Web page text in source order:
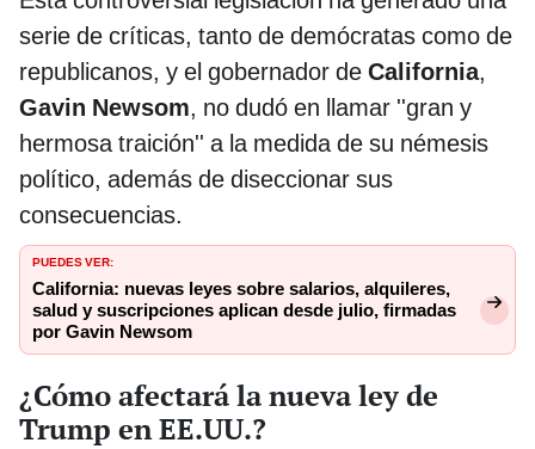
serie de críticas, tanto de demócratas como de
republicanos, y el gobernador de California,
Gavin Newsom, no dudó en llamar ''gran y
hermosa traición'' a la medida de su némesis
político, además de diseccionar sus
consecuencias.
PUEDES VER:
California: nuevas leyes sobre salarios, alquileres,
salud y suscripciones aplican desde julio, firmadas
por Gavin Newsom
¿Cómo afectará la nueva ley de
Trump en EE.UU.?